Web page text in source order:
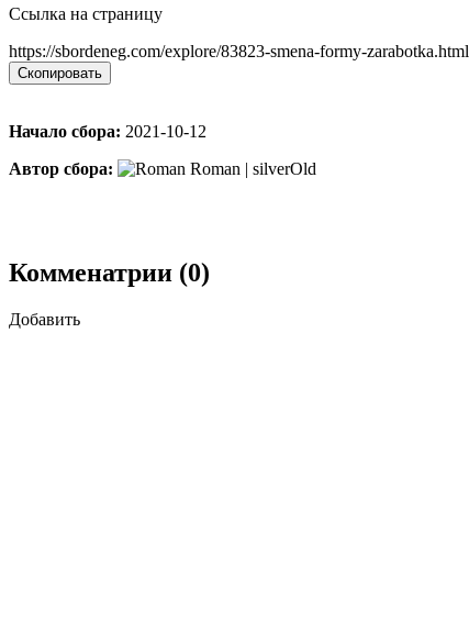
Ссылка на страницу
https://sbordeneg.com/explore/83823-smena-formy-zarabotka.html
Скопировать
Начало сбора: 2021-10-12
Автор сбора:
Roman | silverOld
Комменатрии (0)
Добавить